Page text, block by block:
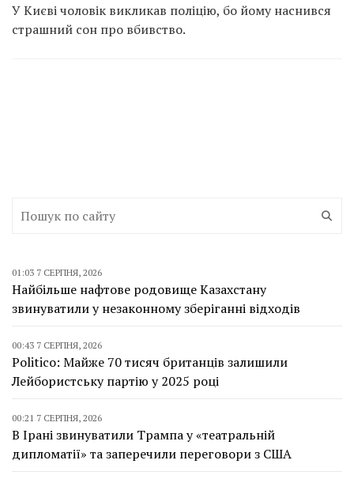
У Києві чоловік викликав поліцію, бо йому наснився
страшний сон про вбивство.
01:03 7 СЕРПНЯ, 2026
Найбільше нафтове родовище Казахстану
звинуватили у незаконному зберіганні відходів
00:43 7 СЕРПНЯ, 2026
Politico: Майже 70 тисяч британців залишили
Лейбористську партію у 2025 році
00:21 7 СЕРПНЯ, 2026
В Ірані звинуватили Трампа у «театральній
дипломатії» та заперечили переговори з США